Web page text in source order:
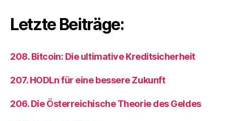
Letzte Beiträge:
208. Bitcoin: Die ultimative Kreditsicherheit
207. HODLn für eine bessere Zukunft
206. Die Österreichische Theorie des Geldes